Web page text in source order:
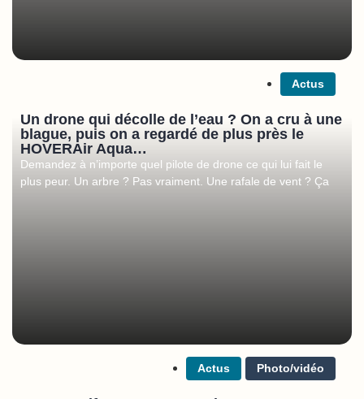
Actus
Un drone qui décolle de l’eau ? On a cru à une
blague, puis on a regardé de plus près le
HOVERAir Aqua…
Demandez à n’importe quel pilote de drone ce qui lui fait le
plus peur. Un arbre ? Pas vraiment. Une rafale de vent ? Ça
Actus Photo/vidéo